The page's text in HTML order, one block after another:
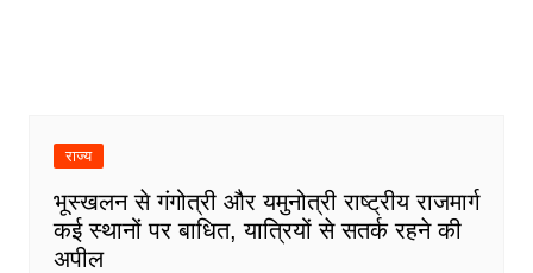
राज्य
भूस्खलन से गंगोत्री और यमुनोत्री राष्ट्रीय राजमार्ग
कई स्थानों पर बाधित, यात्रियों से सतर्क रहने की
अपील